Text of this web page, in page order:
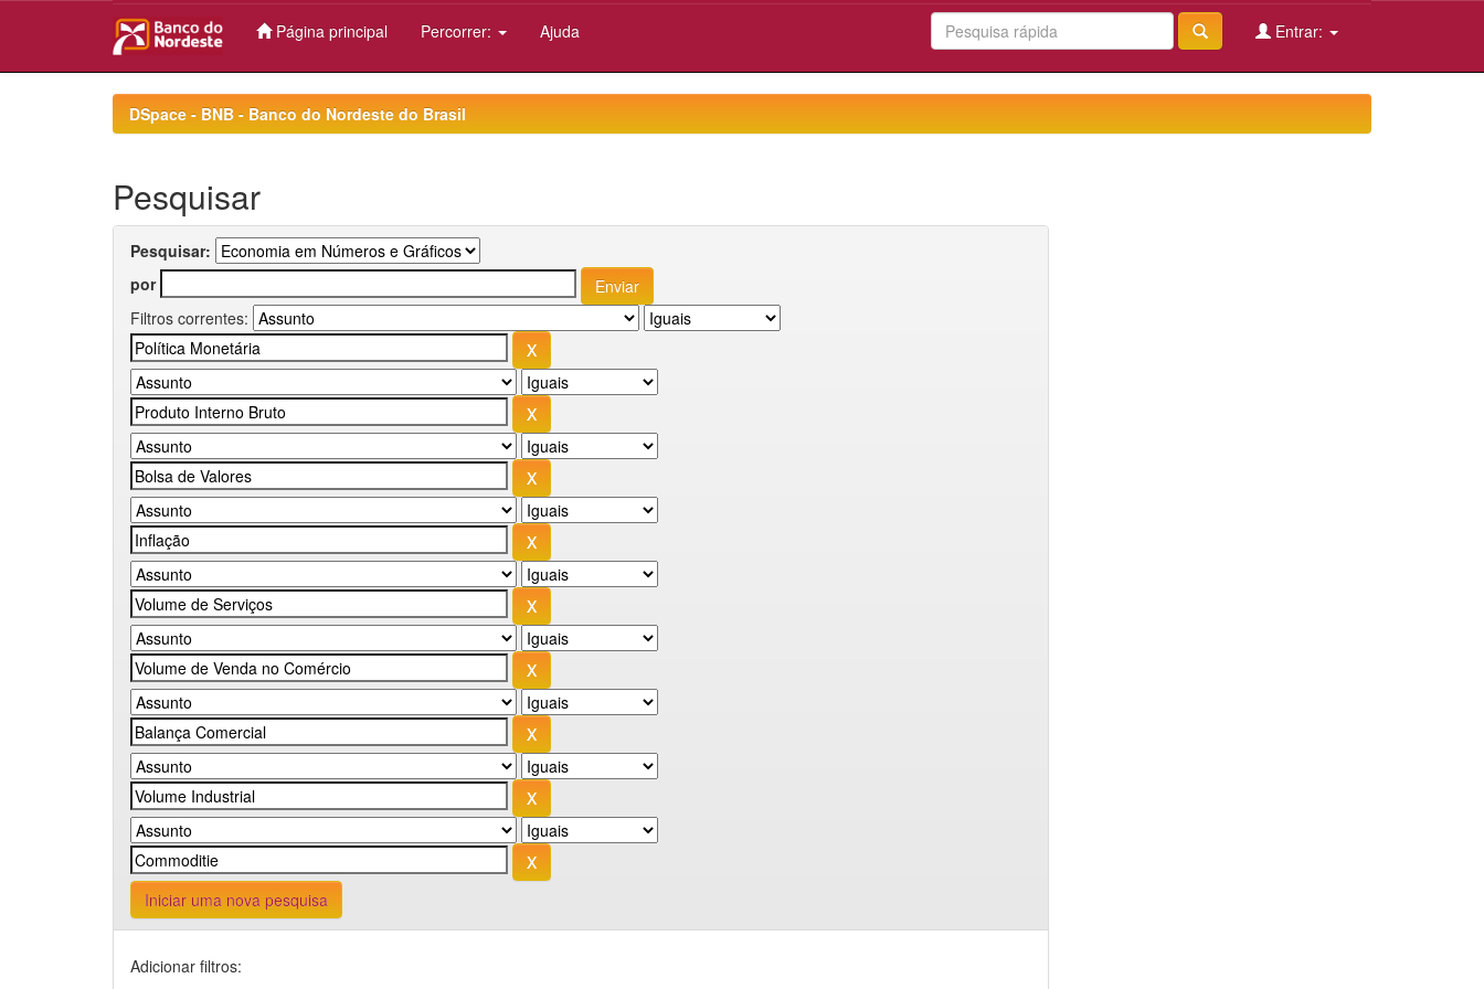
Página principal Percorrer: Ajuda Entrar:
DSpace - BNB - Banco do Nordeste do Brasil
Pesquisar
Pesquisar:
por
Filtros correntes:
Iniciar uma nova pesquisa
Adicionar filtros: